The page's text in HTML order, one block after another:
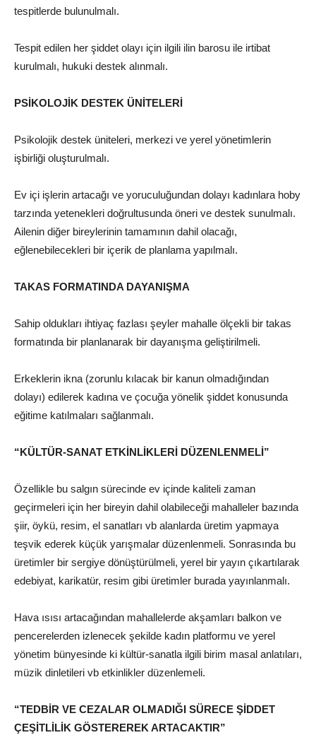
tespitlerde bulunulmalı.
Tespit edilen her şiddet olayı için ilgili ilin barosu ile irtibat
kurulmalı, hukuki destek alınmalı.
PSİKOLOJİK DESTEK ÜNİTELERİ
Psikolojik destek üniteleri, merkezi ve yerel yönetimlerin
işbirliği oluşturulmalı.
Ev içi işlerin artacağı ve yoruculuğundan dolayı kadınlara hoby
tarzında yetenekleri doğrultusunda öneri ve destek sunulmalı.
Ailenin diğer bireylerinin tamamının dahil olacağı,
eğlenebilecekleri bir içerik de planlama yapılmalı.
TAKAS FORMATINDA DAYANIŞMA
Sahip oldukları ihtiyaç fazlası şeyler mahalle ölçekli bir takas
formatında bir planlanarak bir dayanışma geliştirilmeli.
Erkeklerin ikna (zorunlu kılacak bir kanun olmadığından
dolayı) edilerek kadına ve çocuğa yönelik şiddet konusunda
eğitime katılmaları sağlanmalı.
“KÜLTÜR-SANAT ETKİNLİKLERİ DÜZENLENMELİ”
Özellikle bu salgın sürecinde ev içinde kaliteli zaman
geçirmeleri için her bireyin dahil olabileceği mahalleler bazında
şiir, öykü, resim, el sanatları vb alanlarda üretim yapmaya
teşvik ederek küçük yarışmalar düzenlenmeli. Sonrasında bu
üretimler bir sergiye dönüştürülmeli, yerel bir yayın çıkartılarak
edebiyat, karikatür, resim gibi üretimler burada yayınlanmalı.
Hava ısısı artacağından mahallelerde akşamları balkon ve
pencerelerden izlenecek şekilde kadın platformu ve yerel
yönetim bünyesinde ki kültür-sanatla ilgili birim masal anlatıları,
müzik dinletileri vb etkinlikler düzenlemeli.
“TEDBİR VE CEZALAR OLMADIĞI SÜRECE ŞİDDET
ÇEŞİTLİLİK GÖSTEREREK ARTACAKTIR”